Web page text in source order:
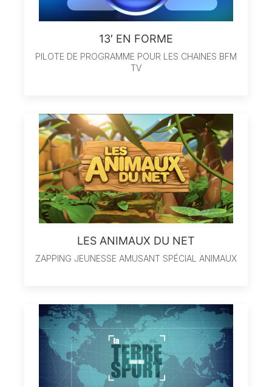
13′ EN FORME
PILOTE DE PROGRAMME POUR LES CHAINES BFM
TV
LES ANIMAUX DU NET
ZAPPING JEUNESSE AMUSANT SPÉCIAL ANIMAUX